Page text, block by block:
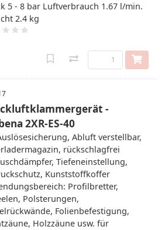
5 - 8 bar Luftverbrauch 1.67 l/min.
2.4 kg
-
2XR-ES-40
Abluft verstellbar,
rückschlagfrei
Tiefeneinstellung,
Kunststoffkoffer
Profilbretter,
Polsterungen,
Folienbefestigung,
Holzzäune usw. für